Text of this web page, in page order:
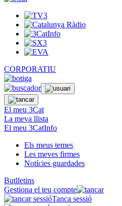
CORPORATIU
El meu 3Cat
La meva llista
El meu 3CatInfo
Els meus temes
Les meves firmes
Notícies guardades
Butlletins
Gestiona el teu compte
Tanca sessió